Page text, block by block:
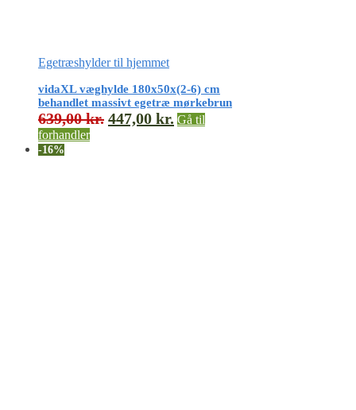
Egetræshylder til hjemmet
vidaXL væghylde 180x50x(2-6) cm
behandlet massivt egetræ mørkebrun
639,00kr. 447,00 kr. Gå til
forhandler
-16%